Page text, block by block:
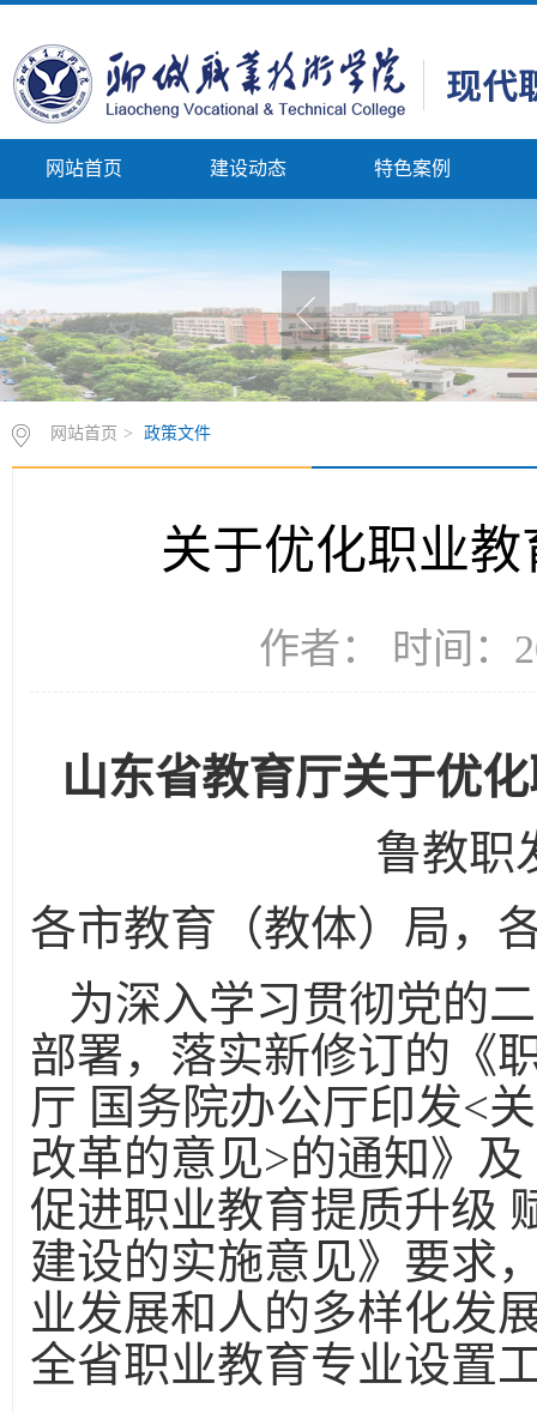
网站首页 建设动态 特色案例
网站首页 > 政策文件
关于优化职业
作者： 时间：
山东省教育厅关于优
鲁教职
各市教育（教体）局，
为深入学习贯彻党的
部署，落实新修订的《
厅 国务院办公厅印发<
改革的意见>的通知》
促进职业教育提质升级
建设的实施意见》要求
业发展和人的多样化发
全省职业教育专业设置